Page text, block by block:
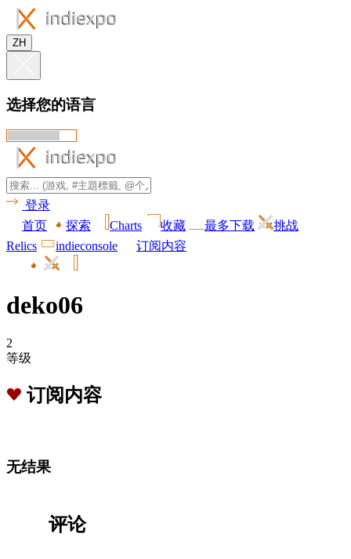
ZH
选择您的语言
登录
首页
探索 Charts 收藏 最多下载
挑战
Relics
indieconsole 订阅内容
deko06
2
等级
订阅内容
无结果
评论